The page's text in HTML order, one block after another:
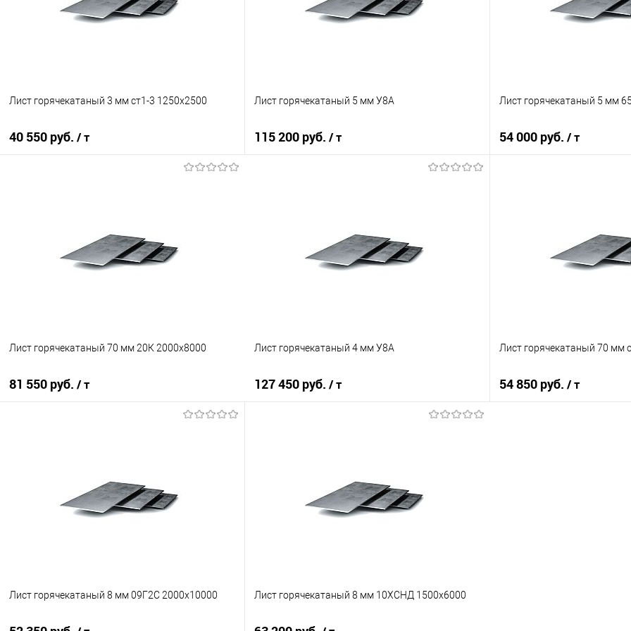
Лист горячекатаный 3 мм ст1-3 1250х2500
40 550 руб. / т
В избранное
Под заказ
Лист горячекатаный 5 мм У8А
115 200 руб. / т
В избранное
Под заказ
Лист горячекатаный 5 мм
54 000 руб. / т
В избранное
Лист горячекатаный 70 мм 20К 2000х8000
81 550 руб. / т
В избранное
Под заказ
Лист горячекатаный 4 мм У8А
127 450 руб. / т
В избранное
Под заказ
Лист горячекатаный 70 мм
54 850 руб. / т
Лист горячекатаный 8 мм 09Г2С 2000х10000 Лист горячекатаный 8 мм 10ХСНД 1500х6000